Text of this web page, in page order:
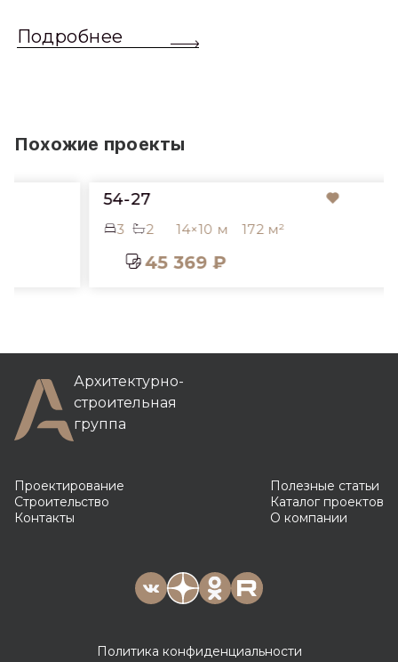
обычный одинарный кирпич. Размер блоков различен
Подробнее
Похожие проекты
54-27
2 14×10 м 172 м²
45 369 ₽
Архитектурно-
строительная
группа
Проектирование
Строительство
Контакты
Полезные статьи
Каталог проектов
О компании
Политика конфиденциальности